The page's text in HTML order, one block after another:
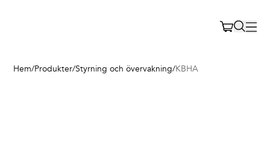
Hem/Produkter/Styrning och övervakning/KBHA